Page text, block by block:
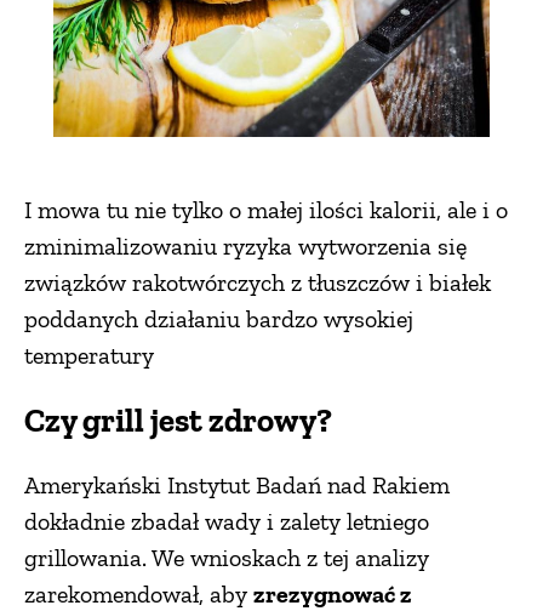
I mowa tu nie tylko o małej ilości kalorii, ale i o
zminimalizowaniu ryzyka wytworzenia się
związków rakotwórczych z tłuszczów i białek
poddanych działaniu bardzo wysokiej
temperatury
Czy grill jest zdrowy?
Amerykański Instytut Badań nad Rakiem
dokładnie zbadał wady i zalety letniego
grillowania. We wnioskach z tej analizy
zarekomendował, aby zrezygnować z